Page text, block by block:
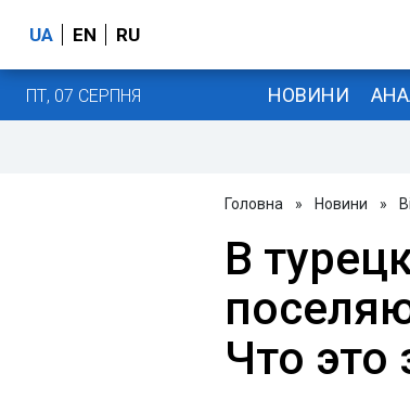
UA EN RU
ПТ, 07 СЕРПНЯ НОВИНИ
Головна » Новини »
В
Что это